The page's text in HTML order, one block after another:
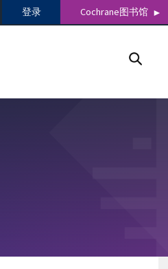
登录 Cochrane图书馆